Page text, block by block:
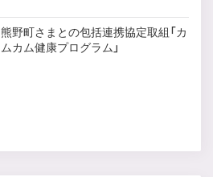
熊野町さまとの包括連携協定取組「カ
ムカム健康プログラム」